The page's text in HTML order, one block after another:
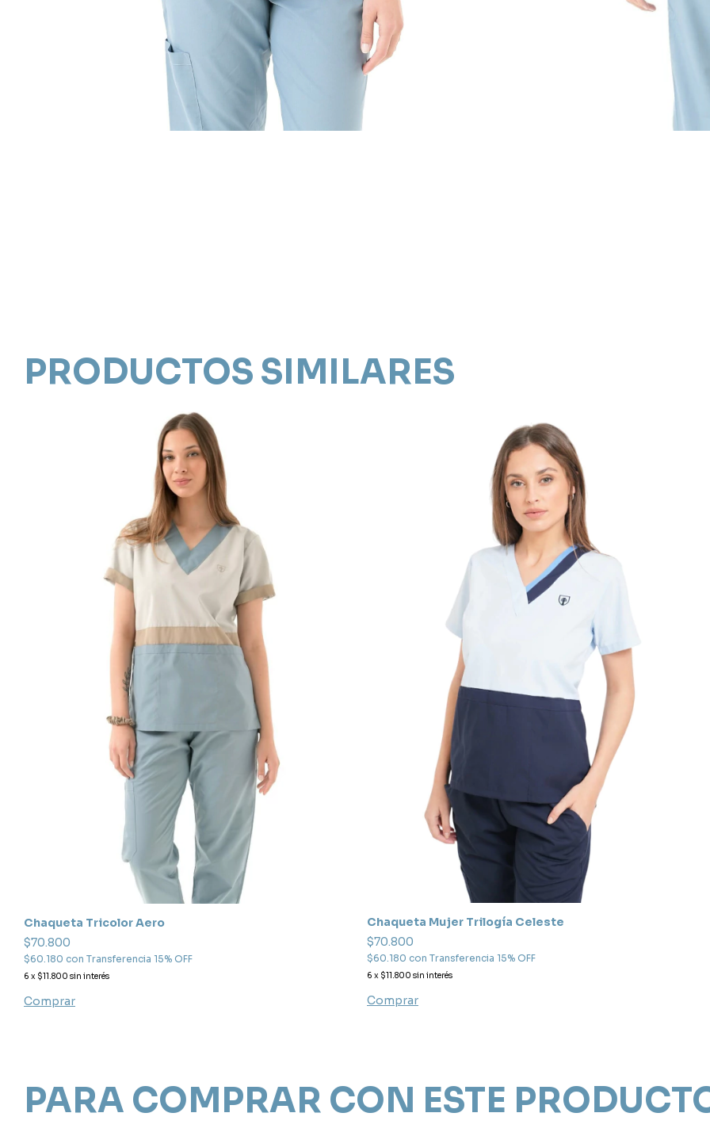
PRODUCTOS SIMILARES
Chaqueta Tricolor Aero
$70.800
$60.180 con Transferencia 15% OFF
6 x $11.800 sin interés
Comprar
Chaqueta Mujer Trilogía Celeste
$70.800
$60.180 con Transferencia 15% OFF
6 x $11.800 sin interés
Comprar
PARA COMPRAR CON ESTE